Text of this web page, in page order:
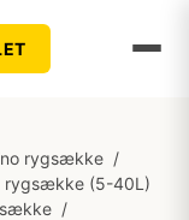
rygsække /
rygsække (5-40L)
/